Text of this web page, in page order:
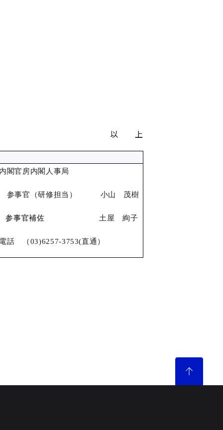
以 上
内閣官房内閣人事局
参事官（研修担当） 小山 茂樹
参事官補佐 土屋 絢子
電話 （03)6257-3753(直通）